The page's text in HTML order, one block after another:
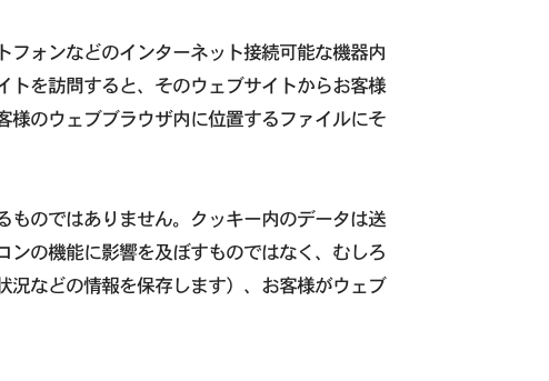
ォンなどのインターネット接続可能な機器内
トを訪問すると、そのウェブサイトからお客様
のウェブブラウザ内に位置するファイルにそ
ものではありません。クッキー内のデータは送
の機能に影響を及ぼすものではなく、むしろ
況などの情報を保存します）、お客様がウェブ